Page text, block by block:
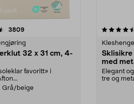
3809anmeldelser
32 x 31 cm, 4-
favoritt» i
Grå/beige
4.5av 5 stjerner
Sklisikre
med
Elegant
tre og